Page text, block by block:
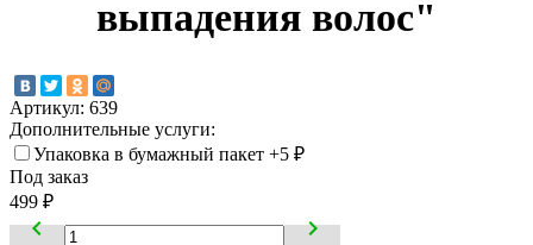
выпадения волос"
Артикул: 639
Дополнительные услуги:
Упаковка в бумажный пакет +5 ₽
Под заказ
499 ₽
 